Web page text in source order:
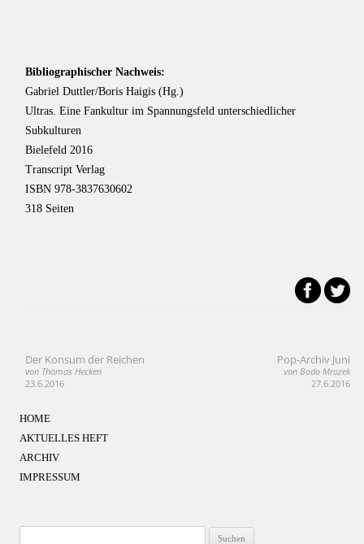
Bibliographischer Nachweis:
Gabriel Duttler/Boris Haigis (Hg.)
Ultras. Eine Fankultur im Spannungsfeld unterschiedlicher
Subkulturen
Bielefeld 2016
Transcript Verlag
ISBN 978-3837630602
318 Seiten
Beitragsnavigation
Der Konsum der Reichen
von Thomas Hecken
23.6.2016
Pop-Archiv Juni
von Bodo Mrozek
27.6.2016
HOME
AKTUELLES HEFT
ARCHIV
IMPRESSUM